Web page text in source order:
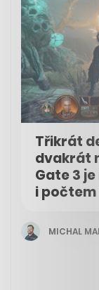
Třikrát
dvakrát
Gate 3
i
MICHAL